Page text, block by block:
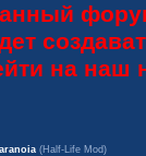
на
(Half-Life Mod)